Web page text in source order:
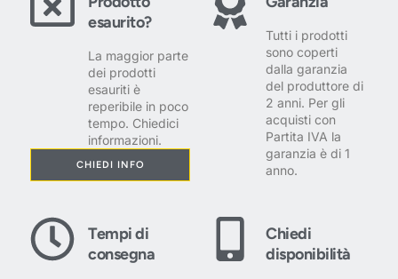
esaurito?
La maggior parte
dei prodotti
esauriti è
reperibile in poco
tempo. Chiedici
informazioni.
CHIEDI INFO
Tutti i prodotti
sono coperti
dalla garanzia
del produttore di
2 anni. Per gli
acquisti con
Partita IVA la
garanzia è di 1
anno.
Tempi di
consegna
Chiedi
disponibilità